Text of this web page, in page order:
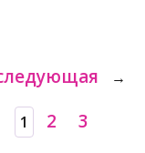
→
1 2 3